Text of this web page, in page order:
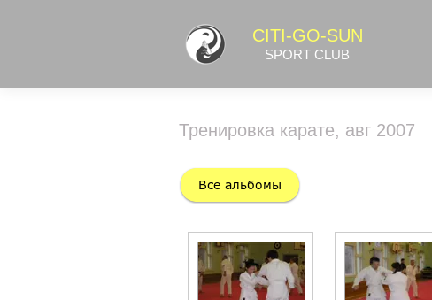
CITI-GO-SUN
SPORT CLUB
Тренировка карате, авг 2007